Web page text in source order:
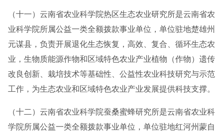
（十一）云南省农业科学院热区生态农业研究所是云南省农
业科学院所属公益一类全额拨款事业单位，单位驻地楚雄州
元谋县，负责开展退化生态恢复，高效、复合、循环生态农
业，生物质能源作物和区域特色农业产业植物（作物）遗传
改良创新、栽培技术等基础性、公益性农业科技研究与示范
工作，为生态农业和区域特色农业产业发展提供科技支撑。
（十二）云南省农业科学院蚕桑蜜蜂研究所是云南省农业科
学院所属公益一类全额拨款事业单位，单位驻地红河州蒙自